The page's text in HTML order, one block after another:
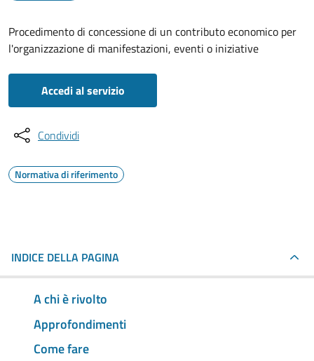
Procedimento di concessione di un contributo economico per
l'organizzazione di manifestazioni, eventi o iniziative
Accedi al servizio
Condividi
Normativa di riferimento
INDICE DELLA PAGINA
A chi è rivolto
Approfondimenti
Come fare